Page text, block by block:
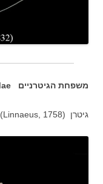
משפחת הגיטרניים Rhinobatidae
גיטרן ((Linnaeus, 1758